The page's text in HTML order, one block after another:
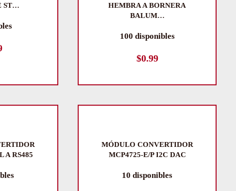
ST…
HEMBRA A BORNERA
BALUM…
100 disponibles
$0.99
A RS485
MÓDULO CONVERTIDOR
MCP4725-E/P I2C DAC
10 disponibles